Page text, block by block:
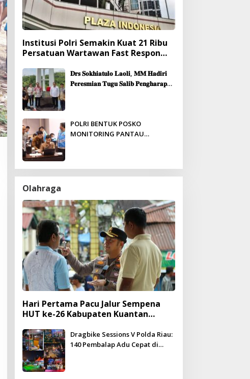
Institusi Polri Semakin Kuat 21 Ribu
Persatuan Wartawan Fast Respon
𝐃𝐫𝐬 𝐒𝐨𝐤𝐡𝐢𝐚𝐭𝐮𝐥𝐨 𝐋𝐚𝐨𝐥𝐢, 𝐌𝐌 𝐇𝐚𝐝𝐢𝐫𝐢
𝐏𝐞𝐫𝐞𝐬𝐦𝐢𝐚𝐧 𝐓𝐮𝐠𝐮 𝐒𝐚𝐥𝐢𝐛 𝐏𝐞𝐧𝐠𝐡𝐚𝐫𝐚𝐩𝐚𝐧
POLRI BENTUK POSKO
MONITORING PANTAU
Olahraga
Hari Pertama Pacu Jalur Sempena
HUT ke-26 Kabupaten Kuantan
Kondusif
Dragbike Sessions V Polda Riau:
140 Pembalap Adu Cepat di